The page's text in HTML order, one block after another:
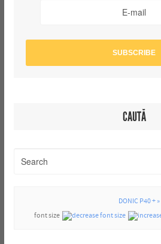
CAUTĂ
DONIC P40 + »
font size